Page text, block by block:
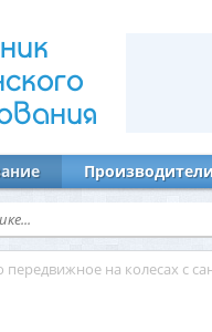
передвижное на колесах с